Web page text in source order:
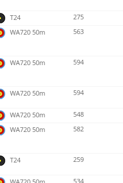
T24
275
WA720 50m 563
WA720 50m 594
WA720 50m 594
WA720 50m
548
WA720 50m 582
T24 259
534